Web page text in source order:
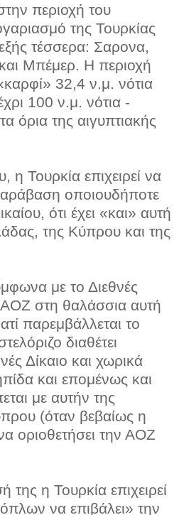
περιοχή του
της Τουρκίας
τέσσερα: Σαρονα,
Μπέμερ. Η περιοχή
32,4 ν.μ. νότια
100 ν.μ. νότια -
όρια της αιγυπτιακής
η Τουρκία επιχειρεί να
οποιουδήποτε
ότι έχει «και» αυτή
της Κύπρου και της
με το Διεθνές
ΑΟΖ στη θαλάσσια αυτή
παρεμβάλλεται το
διαθέτει
Δίκαιο και χωρικά
και επομένως και
με αυτήν της
(όταν βεβαίως η
οριοθετήσει την ΑΟΖ
της η Τουρκία επιχειρεί
να επιβάλει» την